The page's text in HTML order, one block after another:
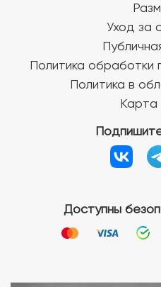
Уход за
Политика обработки
Политика в
Карта
Доступны